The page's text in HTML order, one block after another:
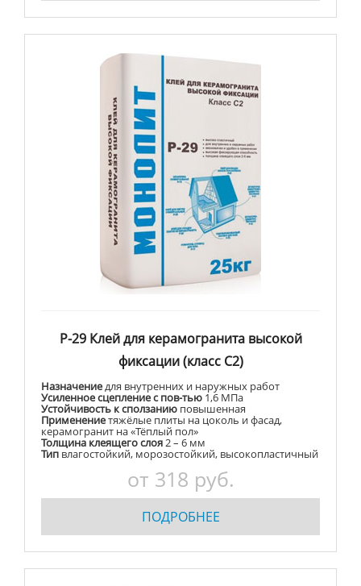
Р-29 Клей для керамогранита высокой
фиксации (класс С2)
Назначениедля внутренних и наружных работ
Усиленное сцепление с пов-тью 1,6 МПа
Устойчивость к сползанию повышенная
Применениетяжёлые плиты на цоколь и фасад,
керамогранит на «Тёплый пол»
Толщина клеящего слоя2 – 6 мм
Тип влагостойкий, морозостойкий, высокопластичный
от 318 руб.
ПОДРОБНЕЕ